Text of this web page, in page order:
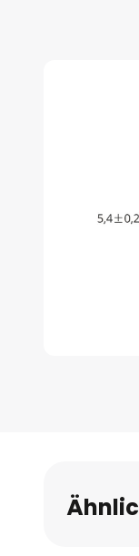
Bildgalerie
springen